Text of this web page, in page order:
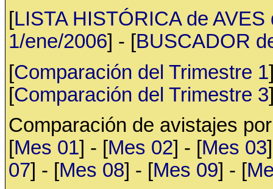
[LISTA HISTÓRICA de
1/ene/2006] - [BUSCADOR
[Comparación del Trimestre 1
[Comparación del Trimestre 3
Comparación de avistajes
[Mes 01] - [Mes 02] - [Mes 03
07] - [Mes 08] - [Mes 09] - [